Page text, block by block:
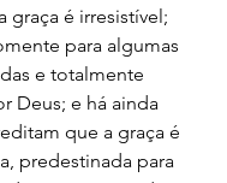
graça é irresistível;
para algumas
e totalmente
Deus; e há ainda
que a graça é
predestinada para